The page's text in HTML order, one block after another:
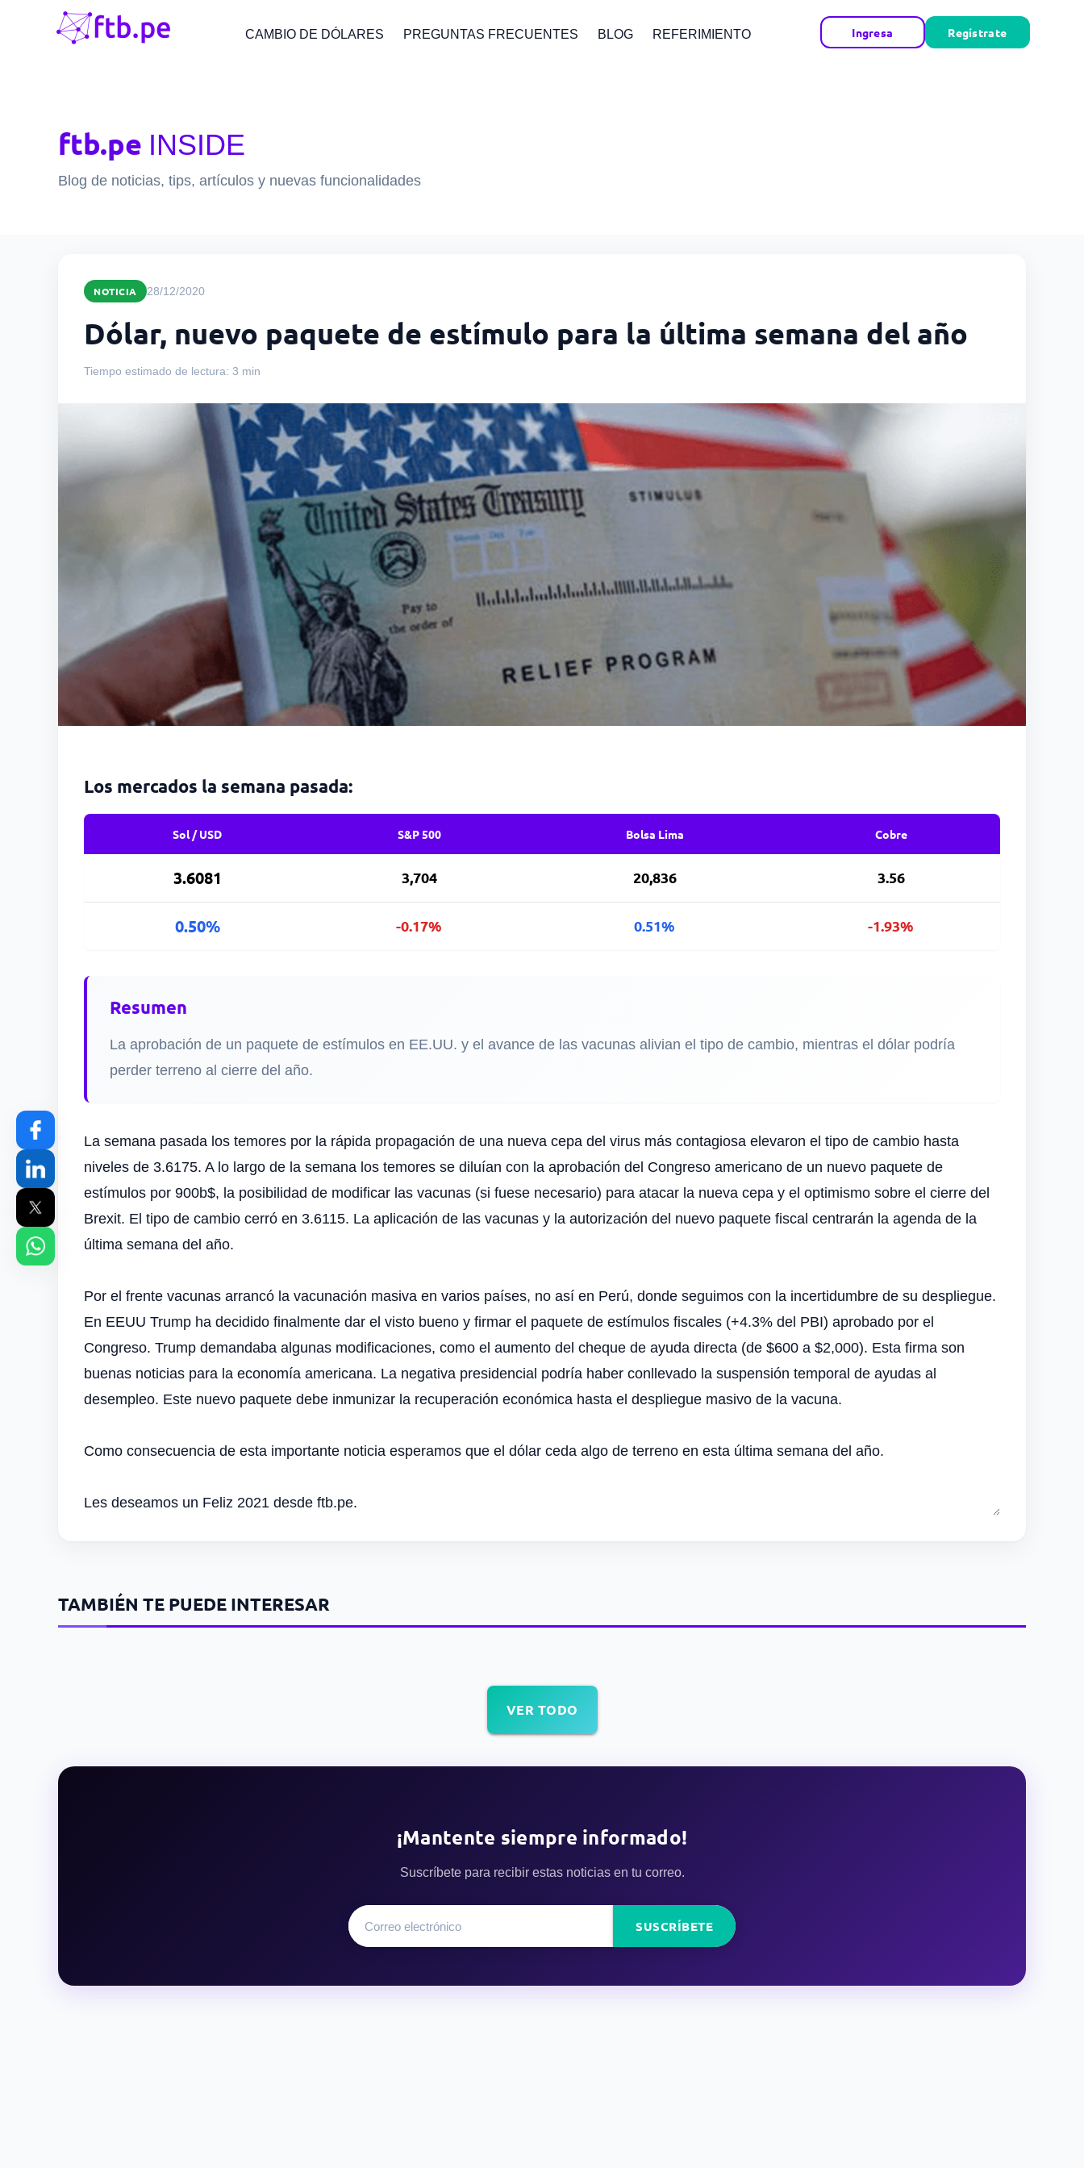
CAMBIO DE DÓLARES PREGUNTAS FRECUENTES BLOG REFERIMIENTO Ingresa Regístrate
ftb.pe INSIDE
Blog de noticias, tips, artículos y nuevas funcionalidades
NOTICIA 28/12/2020
Dólar, nuevo paquete de estímulo para la última semana del año
Tiempo estimado de lectura: 3 min
Los mercados la semana pasada:
Sol / USD S&P 500 Bolsa Lima Cobre
3.6081 3,704 20,836 3.56
0.50% -0.17% 0.51% -1.93%
Resumen
La aprobación de un paquete de estímulos en EE.UU. y el avance de las vacunas alivian el tipo de cambio, mientras el dólar podría
perder terreno al cierre del año.
La semana pasada los temores por la rápida propagación de una nueva cepa del virus más contagiosa elevaron el tipo de cambio hasta
niveles de 3.6175. A lo largo de la semana los temores se diluían con la aprobación del Congreso americano de un nuevo paquete de
estímulos por 900b$, la posibilidad de modificar las vacunas (si fuese necesario) para atacar la nueva cepa y el optimismo sobre el cierre del
Brexit. El tipo de cambio cerró en 3.6115. La aplicación de las vacunas y la autorización del nuevo paquete fiscal centrarán la agenda de la
última semana del año.
Por el frente vacunas arrancó la vacunación masiva en varios países, no así en Perú, donde seguimos con la incertidumbre de su despliegue.
En EEUU Trump ha decidido finalmente dar el visto bueno y firmar el paquete de estímulos fiscales (+4.3% del PBI) aprobado por el
Congreso. Trump demandaba algunas modificaciones, como el aumento del cheque de ayuda directa (de $600 a $2,000). Esta firma son
buenas noticias para la economía americana. La negativa presidencial podría haber conllevado la suspensión temporal de ayudas al
desempleo. Este nuevo paquete debe inmunizar la recuperación económica hasta el despliegue masivo de la vacuna.
Como consecuencia de esta importante noticia esperamos que el dólar ceda algo de terreno en esta última semana del año.
Les deseamos un Feliz 2021 desde ftb.pe.
TAMBIÉN TE PUEDE INTERESAR
VER TODO
¡Mantente siempre informado!
Suscríbete para recibir estas noticias en tu correo.
SUSCRÍBETE